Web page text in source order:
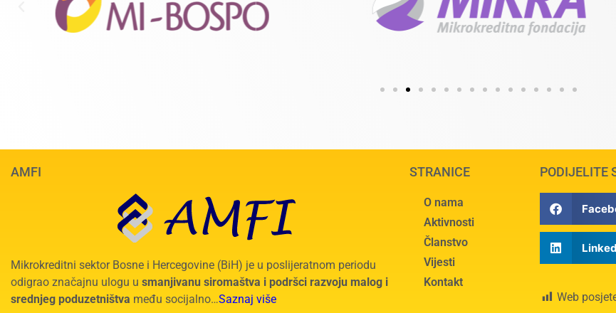
AMFI
Mikrokreditni sektor Bosne i Hercegovine (BiH) je u poslijeratnom periodu
odigrao značajnu ulogu u smanjivanu siromaštva i podršci razvoju malog i
srednjeg poduzetništva među socijalno…Saznaj više
STRANICE
O nama
Aktivnosti
Članstvo
Vijesti
Kontakt
PODIJELITE
Web